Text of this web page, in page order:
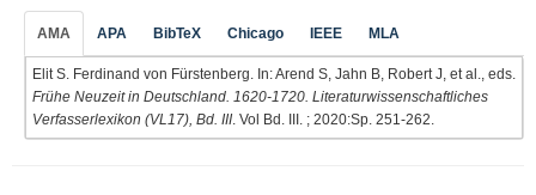
AMA APA BibTeX Chicago IEEE MLA
Elit S. Ferdinand von Fürstenberg. In: Arend S, Jahn B, Robert J, et al., eds.
Frühe Neuzeit in Deutschland. 1620-1720. Literaturwissenschaftliches
Verfasserlexikon (VL17), Bd. III . Vol Bd. III. ; 2020:Sp. 251-262.